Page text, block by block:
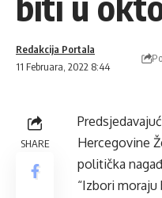
11 Februara, 2022 8:44
Redakcija Portala
SHARE
Hercegovine
politička
“Izbori